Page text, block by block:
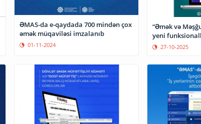
ƏMAS-da e-qaydada 700 mindən çox
əmək müqaviləsi imzalanıb
01-11-2024
“Əmək və
yeni
27-10-2025